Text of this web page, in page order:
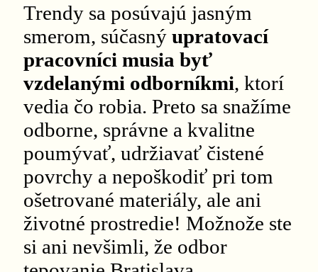
Trendy sa posúvajú jasným
smerom, súčasný upratovací
pracovníci musia byť
vzdelanými odborníkmi, ktorí
vedia čo robia. Preto sa snažíme
odborne, správne a kvalitne
poumývať, udržiavať čistené
povrchy a nepoškodiť pri tom
ošetrované materiály, ale ani
životné prostredie! Možnože ste
si ani nevšimli, že odbor